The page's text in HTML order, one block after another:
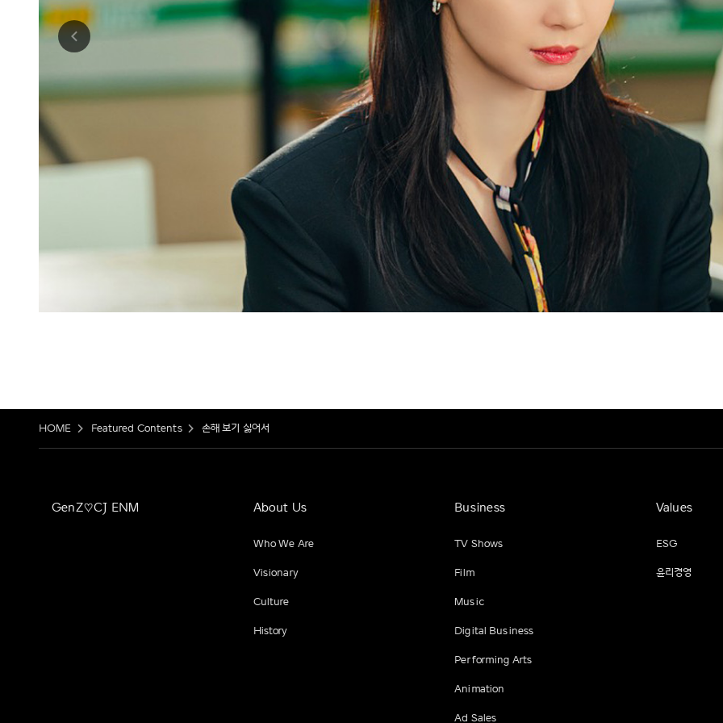
HOME Featured Contents 손해 보기 싫어서
GenZ♡CJ ENM About Us
Who We Are
Visionary
Culture
History
Business
TV Shows
Film
Music
Digital Business
Performing Arts
Animation
Ad Sales
Values
ESG
윤리경영